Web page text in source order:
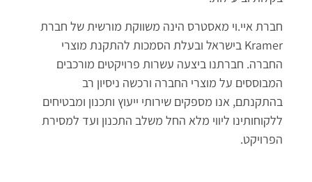
חברת איי.וי מאסטרס הינה משווקת מורשית של חברת
Kramer בישראל ובעלת הסמכות להתקנת מוצרי
החברה. חברתנו ביצעה עשרות פרויקטים מורכבים
המבוססים על מוצרי החברה ורכשה ניסיון רב
בהתקנתם, אנו מספקים שירותי ייעוץ ותכנון ומבטיחים
ללקוחותינו ליווי מלא החל משלב התכנון ועד למסירת
הפרויקט.